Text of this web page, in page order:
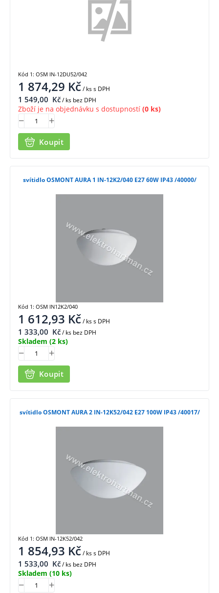
1 874,29 Kč/ kss DPH
1 549,00 Kč/ ks bez DPH
Zboží je na objednávku s dostupností (0 ks)
Koupit
Kód 1: OSM IN-12DU52/042
svítidlo OSMONT AURA 1 IN-12K2/040 E27 60W IP43 /40000/
1 612,93 Kč/ kss DPH
1 333,00 Kč/ ks bez DPH
Skladem (2 ks)
Koupit
Kód 1: OSM IN12K2/040
svítidlo OSMONT AURA 2 IN-12K52/042 E27 100W IP43 /40017/
1 854,93 Kč/ kss DPH
1 533,00 Kč/ ks bez DPH
Skladem (10 ks)
Kód 1: OSM IN-12K52/042